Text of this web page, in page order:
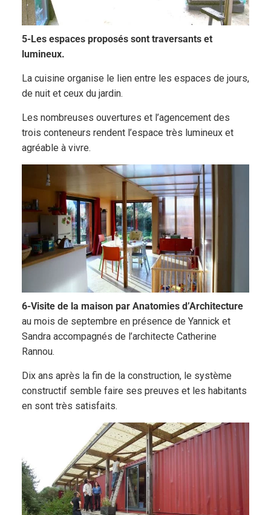
5-Les espaces proposés sont traversants et
lumineux.
La cuisine organise le lien entre les espaces de jours,
de nuit et ceux du jardin.
Les nombreuses ouvertures et l’agencement des
trois conteneurs rendent l’espace très lumineux et
agréable à vivre.
6-Visite de la maison par Anatomies d’Architecture
au mois de septembre en présence de Yannick et
Sandra accompagnés de l’architecte Catherine
Rannou.
Dix ans après la fin de la construction, le système
constructif semble faire ses preuves et les habitants
en sont très satisfaits.